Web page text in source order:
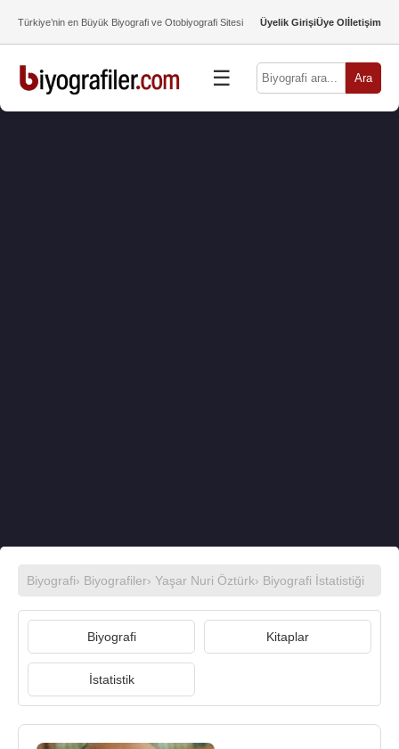
Türkiye’nin en Büyük Biyografi ve Otobiyografi Sitesi Üyelik GirişiÜye Olİletişim
☰ Ara
Biyografi› Biyografiler› Yaşar Nuri Öztürk› Biyografi İstatistiği
Biyografi Kitaplar
İstatistik